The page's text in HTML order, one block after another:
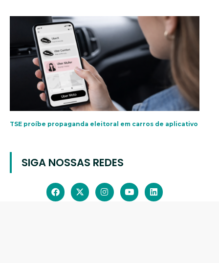
TSE proíbe propaganda eleitoral em carros de aplicativo
SIGA NOSSAS REDES